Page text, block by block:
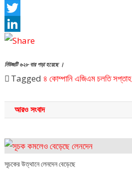
Facebook
Twitter
LinkedIn
নিউজটি ৬২৮ বার পড়া হয়েছে ।
Tagged ৪ কোম্পানিএজিএমচলতি সপ্তাহ
আরও সংবাদ
সূচকের উত্থানে লেনদেন বেড়েছে